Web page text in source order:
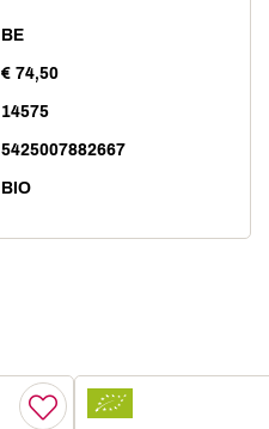
BE
€ 74,50
14575
5425007882667
BIO